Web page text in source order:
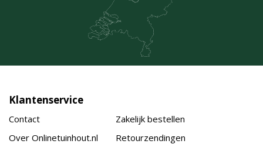
Klantenservice
Contact
Over Onlinetuinhout.nl
Zakelijk bestellen
Retourzendingen